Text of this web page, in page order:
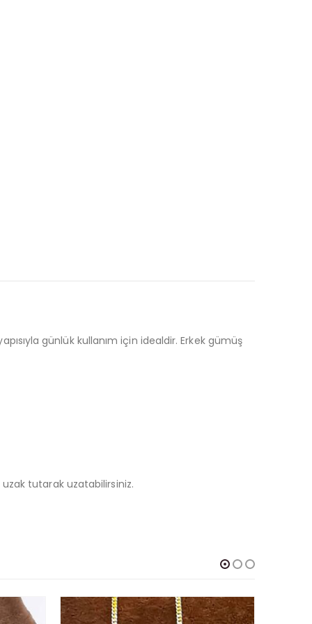
günlük kullanım için idealdir. Erkek gümüş
tutarak uzatabilirsiniz.